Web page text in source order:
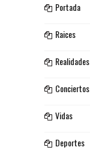
Portada
Raices
Realidades
Conciertos
Vidas
Deportes